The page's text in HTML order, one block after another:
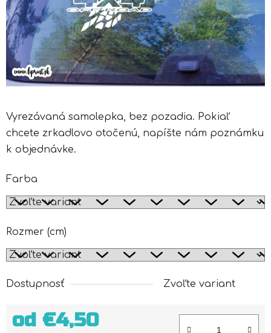
Vyrezávaná samolepka, bez pozadia. Pokiaľ
chcete zrkadlovo otočenú, napíšte nám poznámku
k objednávke.
Farba
Rozmer (cm)
Dostupnosť Zvoľte variant
od €4,50